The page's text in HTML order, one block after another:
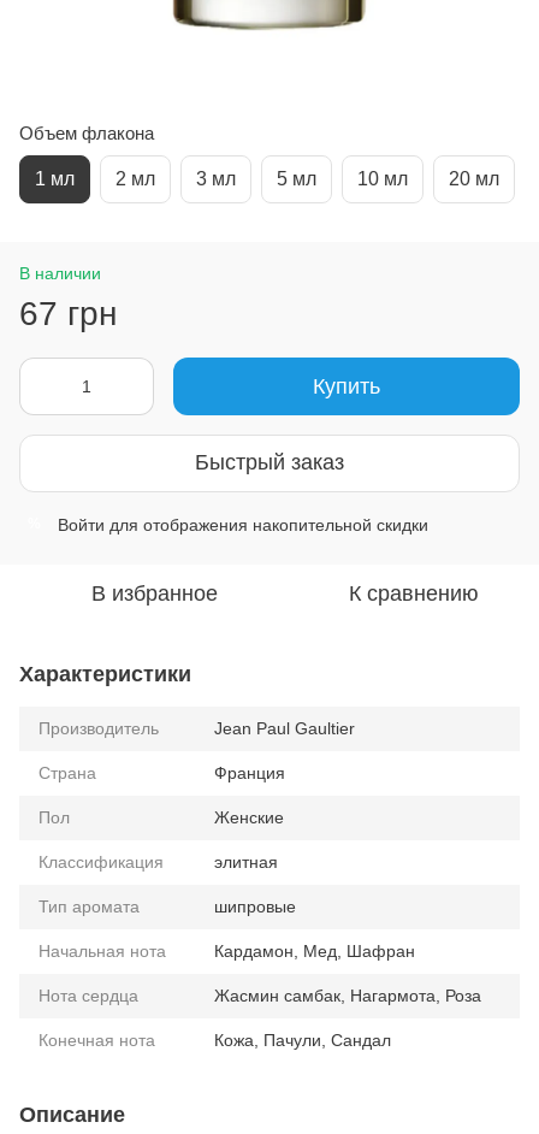
Объем флакона
1 мл 2 мл 3 мл 5 мл 10 мл 20 мл
В наличии
67 грн
Купить
Быстрый заказ
Войти для отображения накопительной скидки
В избранное К сравнению
Характеристики
Производитель Jean Paul Gaultier
Страна Франция
Пол Женские
Классификация элитная
Тип аромата шипровые
Начальная нота Кардамон, Мед, Шафран
Нота сердца Жасмин самбак, Нагармота, Роза
Конечная нота Кожа, Пачули, Сандал
Описание